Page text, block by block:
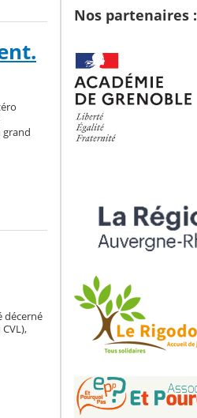
grand
décerné
Nos partenaires :